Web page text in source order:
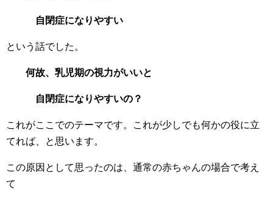
自閉症になりやすい
という話でした。
何故、乳児期の視力がいいと
自閉症になりやすいの？
これがここでのテーマです。これが少しでも何かの役に立
てれば、と思います。
この原因として思ったのは、通常の赤ちゃんの場合で考え
て